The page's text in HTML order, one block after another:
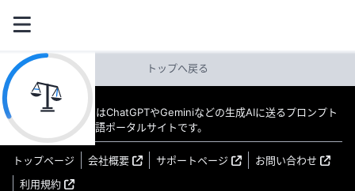
トップへ戻る
教えてAI byGMO はChatGPTやGeminiなどの生成AIに送るプロンプト
（指示文）の日本語ポータルサイトです。
トップページ 会社概要 サポートページ
お問い合わせ
利用規約